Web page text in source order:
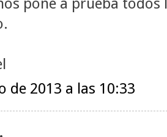
pone a prueba todos
de 2013 a las 10:33